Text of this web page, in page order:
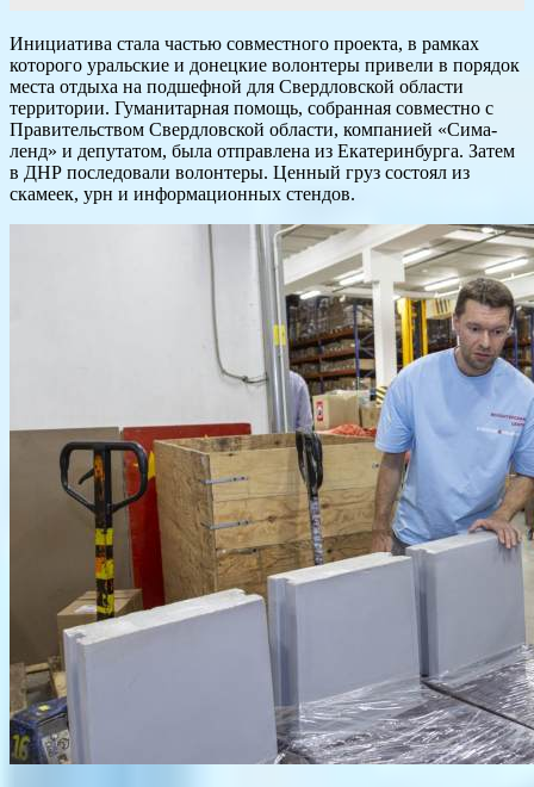
Инициатива стала частью совместного проекта, в рамках
которого уральские и донецкие волонтеры привели в порядок
места отдыха на подшефной для Свердловской области
территории. Гуманитарная помощь, собранная совместно с
Правительством Свердловской области, компанией «Сима-
ленд» и депутатом, была отправлена из Екатеринбурга. Затем
в ДНР последовали волонтеры. Ценный груз состоял из
скамеек, урн и информационных стендов.